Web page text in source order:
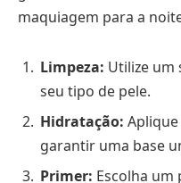
maquiagem para a
Limpeza: Utilize um
seu tipo de pele.
Hidratação:
garantir uma base
Primer: Escolha